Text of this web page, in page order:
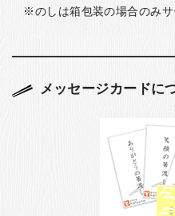
のしは箱包装の場合のみサ
メッセージカードに